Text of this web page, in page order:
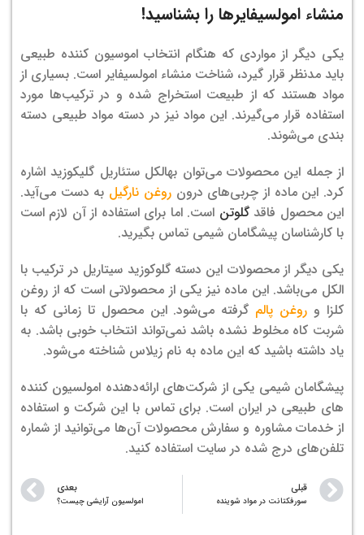
منشاء امولسیفایرها را بشناسید!
یکی دیگر از مواردی که هنگام انتخاب اموسیون کننده طبیعی
باید مدنظر قرار گیرد، شناخت منشاء امولسیفایر است. بسیاری از
مواد هستند که از طبیعت استخراج شده و در ترکیب‌ها مورد
استفاده قرار می‌گیرند. این مواد نیز در دسته مواد طبیعی دسته
بندی می‌شوند.
از جمله این محصولات می‌توان بهالکل ستئاریل گلیکوزید اشاره
کرد. این ماده از چربی‌های درونروغن نارگیل به دست می‌آید.
این محصول فاقدگلوتن است. اما برای استفاده از آن لازم است
با کارشناسان پیشگامان شیمی تماس بگیرید.
یکی دیگر از محصولات این دسته گلوکوزید سیتاریل در ترکیب با
الکل می‌باشد. این ماده نیز یکی از محصولاتی است که از روغن
کلزا و روغن پالم گرفته می‌شود. این محصول تا زمانی که با
شربت کاه مخلوط نشده باشد نمی‌تواند انتخاب خوبی باشد. به
یاد داشته باشید که این ماده به نام زیلاس شناخته می‌شود.
پیشگامان شیمی یکی از شرکت‌های ارائه‌دهنده امولسیون کننده
های طبیعی در ایران است. برای تماس با این شرکت و استفاده
از خدمات مشاوره و سفارش محصولات آن‌ها می‌توانید از شماره
تلفن‌های درج شده در سایت استفاده کنید.
قبلی
سورفکتانت در مواد شوینده
بعدی
امولسیون آرایشی چیست؟